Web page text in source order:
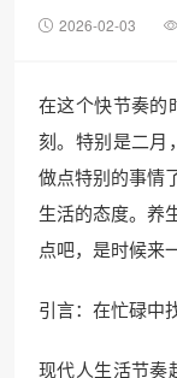
2026-02-03
在这个快节奏的
刻。特别是二月
做点特别的事情
生活的态度。养
点吧，是时候来
引言：在忙碌中
现代人生活节奏